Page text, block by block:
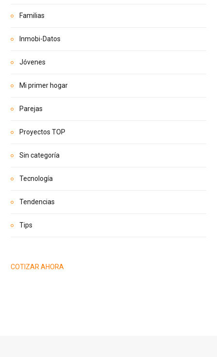
Familias
Inmobi-Datos
Jóvenes
Mi primer hogar
Parejas
Proyectos TOP
Sin categoría
Tecnología
Tendencias
Tips
COTIZAR AHORA